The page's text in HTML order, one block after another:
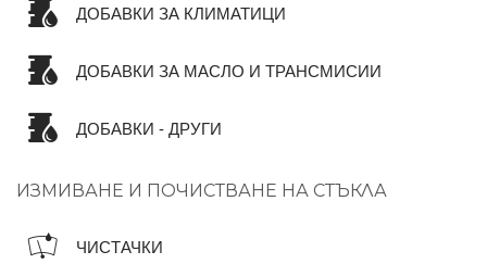
ДОБАВКИ ЗА КЛИМАТИЦИ
ДОБАВКИ ЗА МАСЛО И ТРАНСМИСИИ
ДОБАВКИ - ДРУГИ
ИЗМИВАНЕ И ПОЧИСТВАНЕ НА СТЪКЛА
ЧИСТАЧКИ